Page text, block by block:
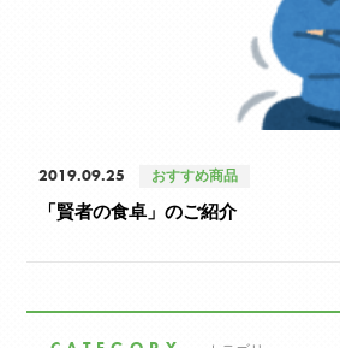
2019.09.25 おすすめ商品
「賢者の食卓」のご紹介